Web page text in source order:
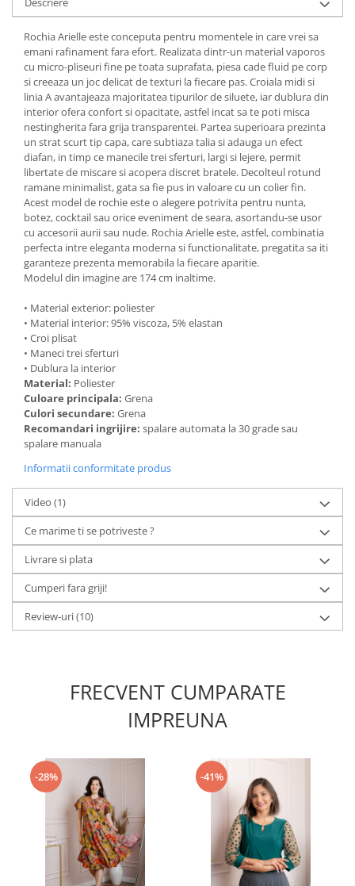
Rochia Arielle este conceputa pentru momentele in care vrei sa
emani rafinament fara efort. Realizata dintr-un material vaporos
cu micro-pliseuri fine pe toata suprafata, piesa cade fluid pe corp
si creeaza un joc delicat de texturi la fiecare pas. Croiala midi si
linia A avantajeaza majoritatea tipurilor de siluete, iar dublura din
interior ofera confort si opacitate, astfel incat sa te poti misca
nestingherita fara grija transparentei. Partea superioara prezinta
un strat scurt tip capa, care subtiaza talia si adauga un efect
diafan, in timp ce manecile trei sferturi, largi si lejere, permit
libertate de miscare si acopera discret bratele. Decolteul rotund
ramane minimalist, gata sa fie pus in valoare cu un colier fin.
Acest model de rochie este o alegere potrivita pentru nunta,
botez, cocktail sau orice eveniment de seara, asortandu-se usor
cu accesorii aurii sau nude. Rochia Arielle este, astfel, combinatia
perfecta intre eleganta moderna si functionalitate, pregatita sa iti
garanteze prezenta memorabila la fiecare aparitie.
Modelul din imagine are 174 cm inaltime.
• Material exterior: poliester
• Material interior: 95% viscoza, 5% elastan
• Croi plisat
• Maneci trei sferturi
• Dublura la interior
Material: Poliester
Culoare principala: Grena
Culori secundare: Grena
Recomandari ingrijire: spalare automata la 30 grade sau
spalare manuala
Informatii conformitate produs
Video (1)
Ce marime ti se potriveste ?
Livrare si plata
Cumperi fara griji!
Review-uri(10)
FRECVENT CUMPARATE
IMPREUNA
-28% -41%